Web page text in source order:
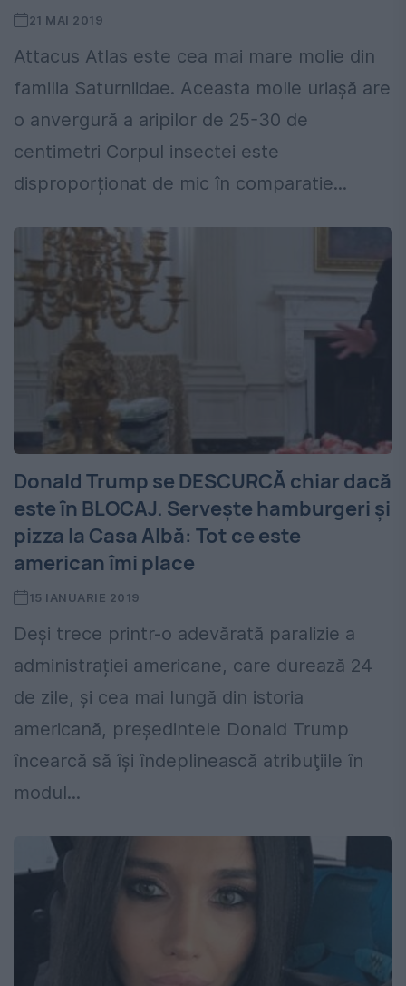
21 MAI 2019
Attacus Atlas este cea mai mare molie din
familia Saturniidae. Aceasta molie uriașă are
o anvergură a aripilor de 25-30 de
centimetri Corpul insectei este
disproporționat de mic în comparatie...
Donald Trump se DESCURCĂ chiar dacă
este în BLOCAJ. Servește hamburgeri și
pizza la Casa Albă: Tot ce este
american îmi place
15 IANUARIE 2019
Deşi trece printr-o adevărată paralizie a
administrației americane, care durează 24
de zile, şi cea mai lungă din istoria
americană, preşedintele Donald Trump
încearcă să îşi îndeplinească atribuţiile în
modul...